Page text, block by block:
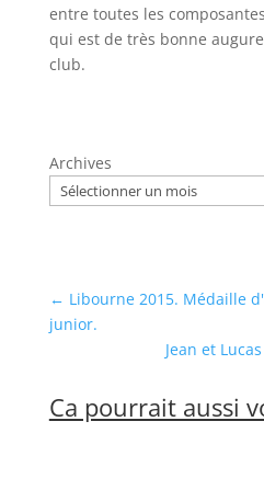
entre toutes les
qui est de très bonne
club.
Archives
← Libourne 2015. Médaille
junior.
Jean et
Ca pourrait aussi